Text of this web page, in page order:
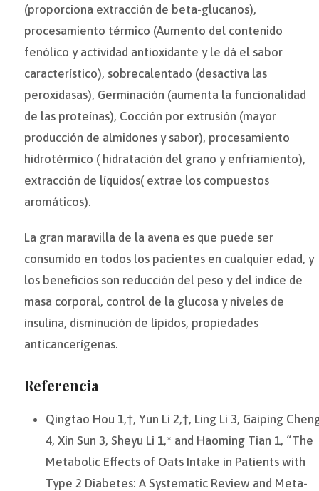
(proporciona extracción de beta-glucanos),
procesamiento térmico (Aumento del contenido
fenólico y actividad antioxidante y le dá el sabor
característico), sobrecalentado (desactiva las
peroxidasas), Germinación (aumenta la funcionalidad
de las proteínas), Cocción por extrusión (mayor
producción de almidones y sabor), procesamiento
hidrotérmico ( hidratación del grano y enfriamiento),
extracción de líquidos( extrae los compuestos
aromáticos).
La gran maravilla de la avena es que puede ser
consumido en todos los pacientes en cualquier edad, y
los beneficios son reducción del peso y del índice de
masa corporal, control de la glucosa y niveles de
insulina, disminución de lípidos, propiedades
anticancerígenas.
Referencia
Qingtao Hou 1,†, Yun Li 2,†, Ling Li 3, Gaiping
4, Xin Sun 3, Sheyu Li 1,* and Haoming Tian 1, “The
Metabolic Effects of Oats Intake in Patients with
Type 2 Diabetes: A Systematic Review and Meta-